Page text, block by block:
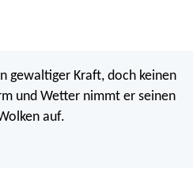
gewaltiger Kraft, doch keinen
und Wetter nimmt er seinen
auf.